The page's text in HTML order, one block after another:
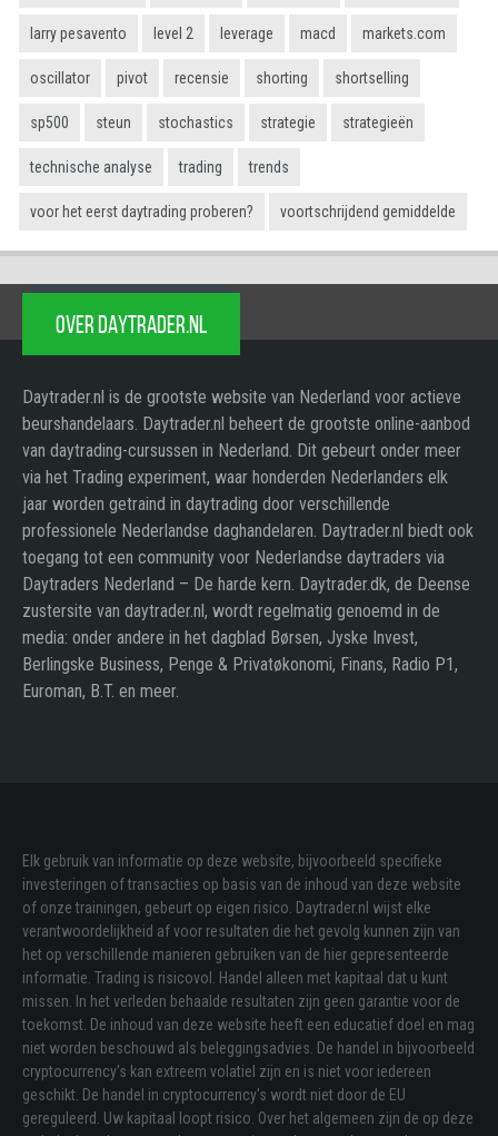
larry pesavento level 2 leverage macd markets.com
oscillator pivot recensie shorting shortselling
sp500 steun stochastics strategie strategieën
technische analyse trading trends
voor het eerst daytrading proberen? voortschrijdend gemiddelde
OVER DAYTRADER.NL
Daytrader.nl is de grootste website van Nederland voor actieve
beurshandelaars. Daytrader.nl beheert de grootste online-aanbod
van daytrading-cursussen in Nederland. Dit gebeurt onder meer
via het Trading experiment, waar honderden Nederlanders elk
jaar worden getraind in daytrading door verschillende
professionele Nederlandse daghandelaren. Daytrader.nl biedt ook
toegang tot een community voor Nederlandse daytraders via
Daytraders Nederland – De harde kern. Daytrader.dk, de Deense
zustersite van daytrader.nl, wordt regelmatig genoemd in de
media: onder andere in het dagblad Børsen, Jyske Invest,
Berlingske Business, Penge & Privatøkonomi, Finans, Radio P1,
Euroman, B.T. en meer.
Elk gebruik van informatie op deze website, bijvoorbeeld specifieke
investeringen of transacties op basis van de inhoud van deze website
of onze trainingen, gebeurt op eigen risico. Daytrader.nl wijst elke
verantwoordelijkheid af voor resultaten die het gevolg kunnen zijn van
het op verschillende manieren gebruiken van de hier gepresenteerde
informatie. Trading is risicovol. Handel alleen met kapitaal dat u kunt
missen. In het verleden behaalde resultaten zijn geen garantie voor de
toekomst. De inhoud van deze website heeft een educatief doel en mag
niet worden beschouwd als beleggingsadvies. De handel in bijvoorbeeld
cryptocurrency's kan extreem volatiel zijn en is niet voor iedereen
geschikt. De handel in cryptocurrency's wordt niet door de EU
gereguleerd. Uw kapitaal loopt risico. Over het algemeen zijn de op deze